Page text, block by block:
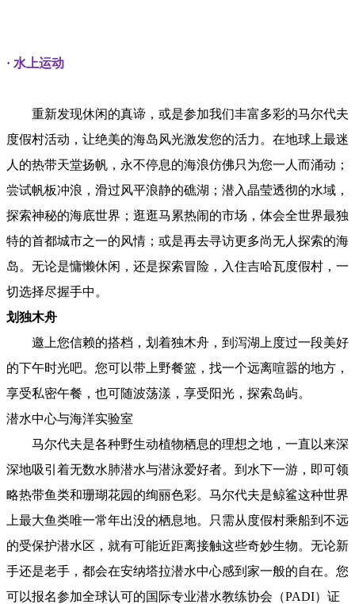
· 水上运动
重新发现休闲的真谛，或是参加我们丰富多彩的马尔代夫
度假村活动，让绝美的海岛风光激发您的活力。在地球上最迷
人的热带天堂扬帆，永不停息的海浪仿佛只为您一人而涌动；
尝试帆板冲浪，滑过风平浪静的礁湖；潜入晶莹透彻的水域，
探索神秘的海底世界；逛逛马累热闹的市场，体会全世界最独
特的首都城市之一的风情；或是再去寻访更多尚无人探索的海
岛。无论是慵懒休闲，还是探索冒险，入住吉哈瓦度假村，一
切选择尽握手中。
划独木舟
邀上您信赖的搭档，划着独木舟，到泻湖上度过一段美好
的下午时光吧。您可以带上野餐篮，找一个远离喧嚣的地方，
享受私密午餐，也可随波荡漾，享受阳光，探索岛屿。
潜水中心与海洋实验室
马尔代夫是各种野生动植物栖息的理想之地，一直以来深
深地吸引着无数水肺潜水与潜泳爱好者。到水下一游，即可领
略热带鱼类和珊瑚花园的绚丽色彩。马尔代夫是鲸鲨这种世界
上最大鱼类唯一常年出没的栖息地。只需从度假村乘船到不远
的受保护潜水区，就有可能近距离接触这些奇妙生物。无论新
手还是老手，都会在安纳塔拉潜水中心感到家一般的自在。您
可以报名参加全球认可的国际专业潜水教练协会（PADI）证